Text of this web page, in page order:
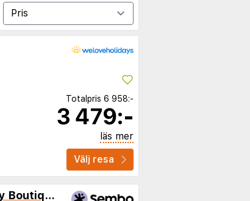
Totalpris 6 958:-
3 479:-
läs mer
Välj resa
Kolymbia Bay Art Adults Only Boutique Hotel